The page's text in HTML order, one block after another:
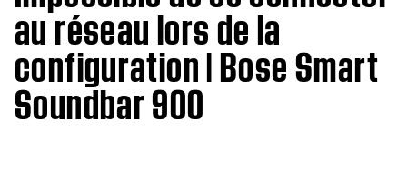
au réseau lors de la
configuration | Bose Smart
Soundbar 900